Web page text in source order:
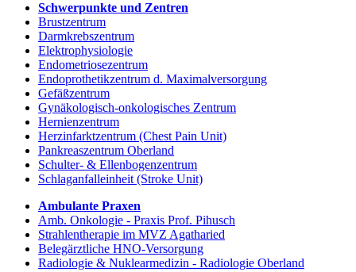
Schwerpunkte und Zentren
Brustzentrum
Darmkrebszentrum
Elektrophysiologie
Endometriosezentrum
Endoprothetikzentrum d. Maximalversorgung
Gefäßzentrum
Gynäkologisch-onkologisches Zentrum
Hernienzentrum
Herzinfarktzentrum (Chest Pain Unit)
Pankreaszentrum Oberland
Schulter- & Ellenbogenzentrum
Schlaganfalleinheit (Stroke Unit)
Ambulante Praxen
Amb. Onkologie - Praxis Prof. Pihusch
Strahlentherapie im MVZ Agatharied
Belegärztliche HNO-Versorgung
Radiologie & Nuklearmedizin - Radiologie Oberland